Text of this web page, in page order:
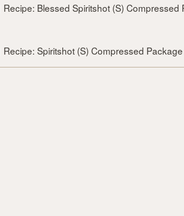
Recipe: Blessed Spiritshot (S) Compressed
Recipe: Spiritshot (S) Compressed